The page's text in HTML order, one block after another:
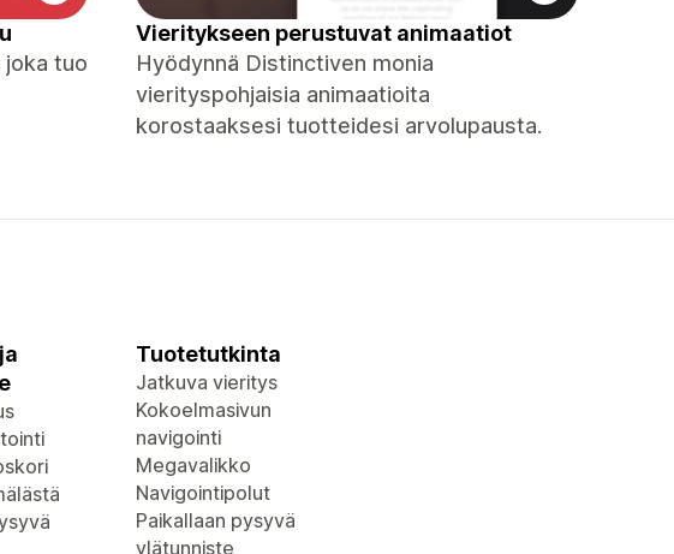
tuo
Vieritykseen perustuvat animaatiot
Hyödynnä Distinctiven monia
vierityspohjaisia ​​animaatioita
korostaaksesi tuotteidesi arvolupausta.
Tuotetutkinta
Jatkuva vieritys
Kokoelmasivun
navigointi
Megavalikko
Navigointipolut
Paikallaan pysyvä
ylätunniste